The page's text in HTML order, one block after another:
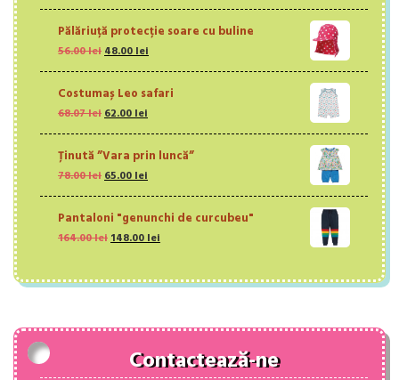
fost:
89.00 lei.
78.00 lei.
Pălăriuță protecție soare cu buline
56.00lei Prețul
fost:
56.00 lei.
48.00lei
48.00 lei.
Costumaș Leo safari
68.07lei Prețul
fost:
68.07 lei.
62.00lei
62.00 lei.
Ținută ”Vara prin luncă”
78.00lei Prețul
fost:
78.00 lei.
65.00lei
65.00 lei.
Pantaloni "genunchi de curcubeu"
164.00lei Prețul
fost:
148.00lei
148.00 lei.
Contactează-ne